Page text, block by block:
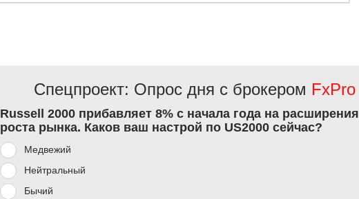
Спецпроект: Опрос дня с брокером FxPro
Russell 2000 прибавляет 8% с начала года на расширения
роста рынка. Каков ваш настрой по US2000 сейчас?
Медвежий
Нейтральный
Бычий